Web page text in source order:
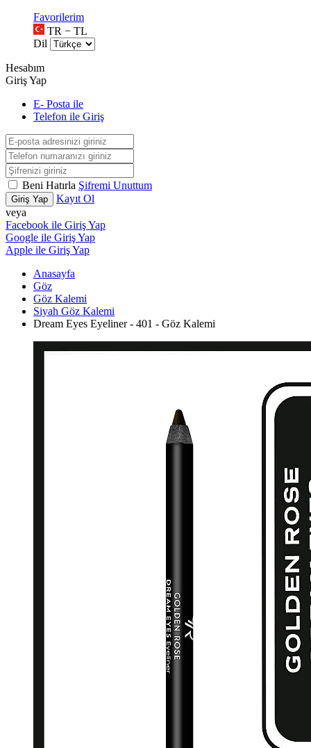
Favorilerim
TR − TL
Dil
Hesabım
Giriş Yap
E- Posta ile
Telefon ile Giriş
Beni Hatırla Şifremi Unuttum
Giriş Yap
Kayıt Ol
veya
Facebook ile Giriş Yap
Google ile Giriş Yap
Apple ile Giriş Yap
Anasayfa
Göz
Göz Kalemi
Siyah Göz Kalemi
Dream Eyes Eyeliner - 401 - Göz Kalemi